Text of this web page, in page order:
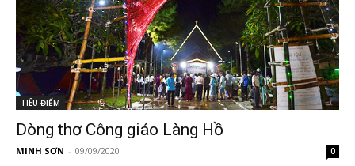
TIÊU ĐIỂM
Dòng thơ Công giáo Làng Hồ
MINH SƠN - 09/09/2020 0